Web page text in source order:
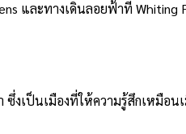
และทางเดินลอยฟ้าที่
เป็นเมืองที่ให้ความรู้สึกเหมือน